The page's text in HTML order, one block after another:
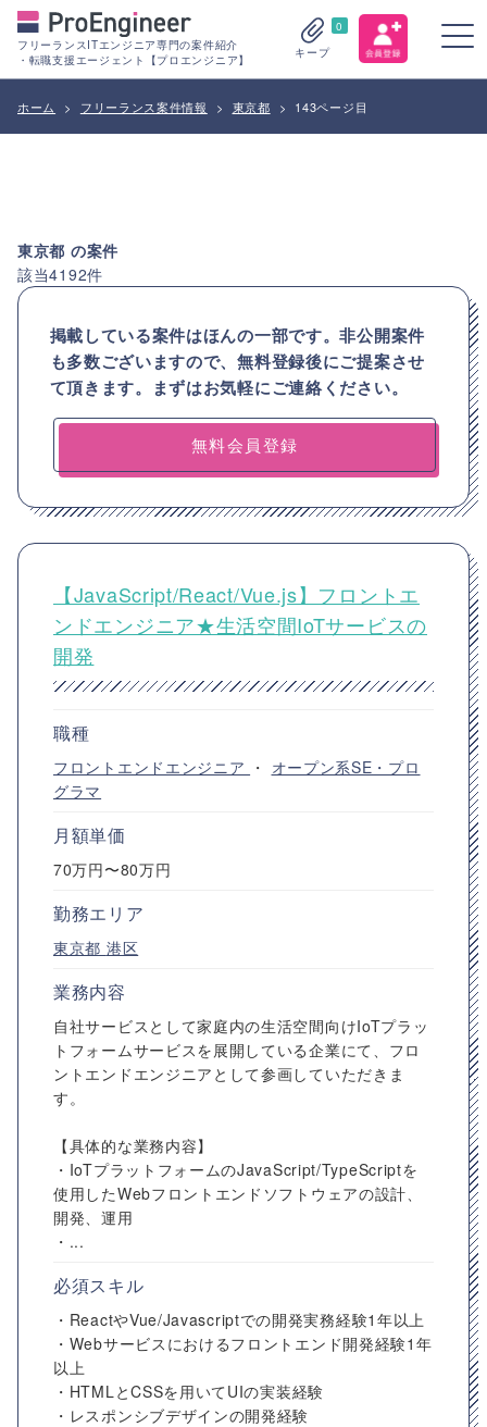
フリーランスITエンジニア専門の案件紹介
・転職支援エージェント【プロエンジニア】
0
キープ
ホーム > フリーランス案件情報 > 東京都 > 143ページ目
東京都 の案件
該当4192件
掲載している案件はほんの一部です。非公開案件
も多数ございますので、無料登録後にご提案させ
て頂きます。まずはお気軽にご連絡ください。
無料会員登録
【JavaScript/React/Vue.js】フロントエ
ンドエンジニア★生活空間IoTサービスの
開発
職種
フロントエンドエンジニア ・ オープン系SE・プロ
グラマ
月額単価
70万円〜80万円
勤務エリア
東京都 港区
業務内容
自社サービスとして家庭内の生活空間向けIoTプラッ
トフォームサービスを展開している企業にて、フロ
ントエンドエンジニアとして参画していただきま
す。
【具体的な業務内容】
・IoTプラットフォームのJavaScript/TypeScriptを
使用したWebフロントエンドソフトウェアの設計、
開発、運用
・...
必須スキル
・ReactやVue/Javascriptでの開発実務経験1年以上
・Webサービスにおけるフロントエンド開発経験1年
以上
・HTMLとCSSを用いてUIの実装経験
・レスポンシブデザインの開発経験